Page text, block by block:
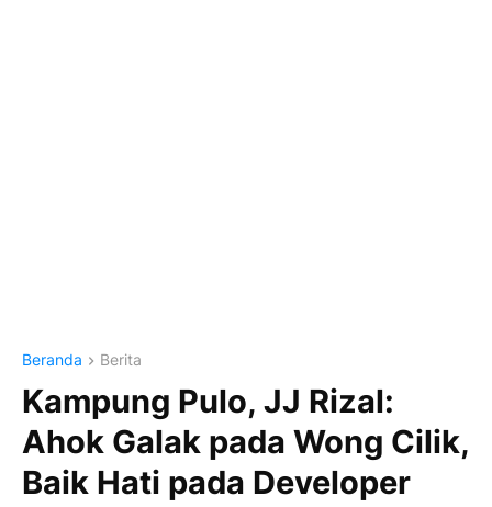
Beranda Berita
Kampung Pulo, JJ Rizal:
Ahok Galak pada Wong Cilik,
Baik Hati pada Developer